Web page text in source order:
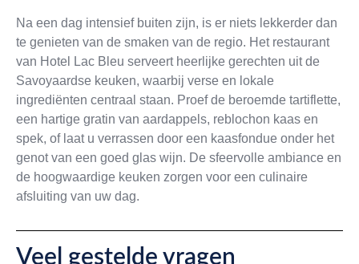
Na een dag intensief buiten zijn, is er niets lekkerder dan
te genieten van de smaken van de regio. Het restaurant
van Hotel Lac Bleu serveert heerlijke gerechten uit de
Savoyaardse keuken, waarbij verse en lokale
ingrediënten centraal staan. Proef de beroemde tartiflette,
een hartige gratin van aardappels, reblochon kaas en
spek, of laat u verrassen door een kaasfondue onder het
genot van een goed glas wijn. De sfeervolle ambiance en
de hoogwaardige keuken zorgen voor een culinaire
afsluiting van uw dag.
Veel gestelde vragen